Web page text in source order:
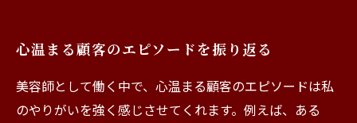
心温まる顧客のエピソードを振り返る
美容師として働く中で、心温まる顧客のエピソードは私
のやりがいを強く感じさせてくれます。例えば、ある